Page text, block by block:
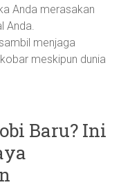
Anda merasakan
Anda.
menjaga
meskipun dunia
Baru? Ini